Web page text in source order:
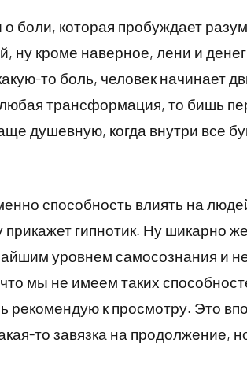
боли, которая пробуждает
ну кроме наверное, лени и
то боль, человек начинает
любая трансформация, то бишь
душевную, когда внутри все
способность влиять на
гипнотик. Ну шикарно
уровнем самосознания и
мы не имеем таких
рекомендую к просмотру. Это
то завязка на продолжение,